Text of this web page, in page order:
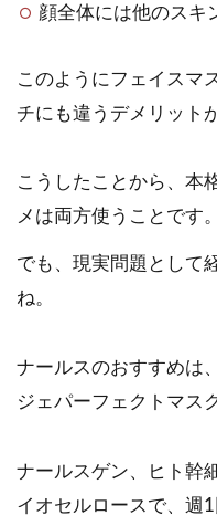
顔全体には他のスキ
このようにフェイスマ
チにも違うデメリット
こうしたことから、本
メは両方使うことです。
でも、現実問題として
ね。
ナールスのおすすめは
ジェパーフェクトマス
ナールスゲン、ヒト幹
イオセルロースで、週